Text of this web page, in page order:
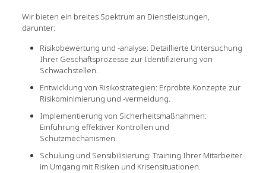
Wir bieten ein breites Spektrum an Dienstleistungen,
darunter:
Risikobewertung und -analyse: Detaillierte Untersuchung
Ihrer Geschäftsprozesse zur Identifizierung von
Schwachstellen.
Entwicklung von Risikostrategien: Erprobte Konzepte zur
Risikominimierung und -vermeidung.
Implementierung von Sicherheitsmaßnahmen:
Einführung effektiver Kontrollen und
Schutzmechanismen.
Schulung und Sensibilisierung: Training Ihrer Mitarbeiter
im Umgang mit Risiken und Krisensituationen.